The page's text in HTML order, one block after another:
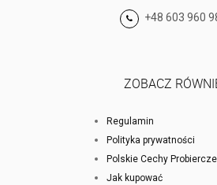
+48 603 960
ZOBACZ
Regulamin
Polityka prywatności
Polskie Cechy Probiercze
Jak kupować